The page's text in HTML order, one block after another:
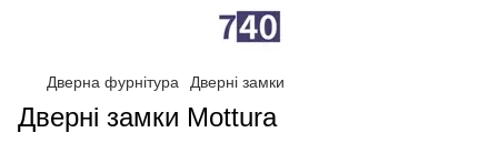
Дверна фурнітура Дверні замки
Дверні замки Mottura